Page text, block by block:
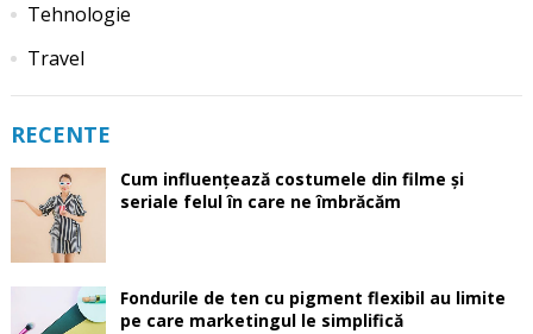
Tehnologie
Travel
RECENTE
Cum influențează costumele din filme și
seriale felul în care ne îmbrăcăm
Fondurile de ten cu pigment flexibil au limite
pe care marketingul le simplifică